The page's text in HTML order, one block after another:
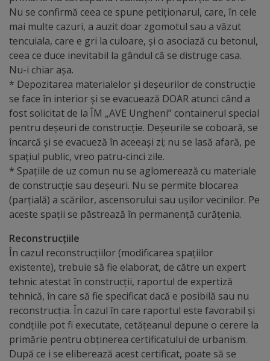
Obiective
turistice
Sculpturi
(harta
sculpturilor)
Monumente
arhitecturale
Personalități
marcante
Sportivi
de
performanță
Orașul
în
Nu se confirmă ceea ce spune petiționarul, care, în cele
mai multe cazuri, a auzit doar zgomotul sau a văzut
tencuiala, care e gri la culoare, și o asociază cu betonul,
ceea ce duce inevitabil la gândul că se distruge casa.
Nu-i chiar așa.
* Depozitarea materialelor și deșeurilor de construcție
se face în interior și se evacuează DOAR atunci când a
fost solicitat de la ÎM „AVE Ungheni” containerul special
pentru deșeuri de construcție. Deșeurile se coboară, se
încarcă și se evacueză în aceeași zi; nu se lasă afară, pe
spațiul public, vreo patru-cinci zile.
* Spațiile de uz comun nu se aglomerează cu materiale
de construcție sau deșeuri. Nu se permite blocarea
(parțială) a scărilor, ascensorului sau ușilor vecinilor. Pe
aceste spații se păstrează în permanență curățenia.
Reconstrucțiile
În cazul reconstrucțiilor (modificarea spațiilor
existente), trebuie să fie elaborat, de către un expert
tehnic atestat în construcții, raportul de expertiză
tehnică, în care să fie specificat dacă e posibilă sau nu
reconstrucția. În cazul în care raportul este favorabil și
condțiile pot fi executate, cetățeanul depune o cerere la
primărie pentru obținerea certificatului de urbanism.
După ce i se eliberează acest certificat, poate să se